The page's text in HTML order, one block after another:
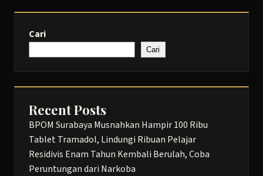
Cari
Cari
Recent Posts
BPOM Surabaya Musnahkan Hampir 100 Ribu
Tablet Tramadol, Lindungi Ribuan Pelajar
Residivis Enam Tahun Kembali Berulah, Coba
Peruntungan dari Narkoba